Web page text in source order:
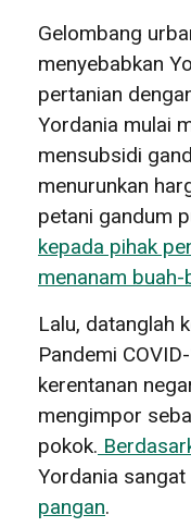
Gelombang
menyebabkan
pertanian
Yordania mulai
mensubsidi
menurunkan
petani gandum
kepada pihak
menanam
Lalu, datanglah
Pandemi
kerentanan
mengimpor
pokok.
Yordania
pangan.